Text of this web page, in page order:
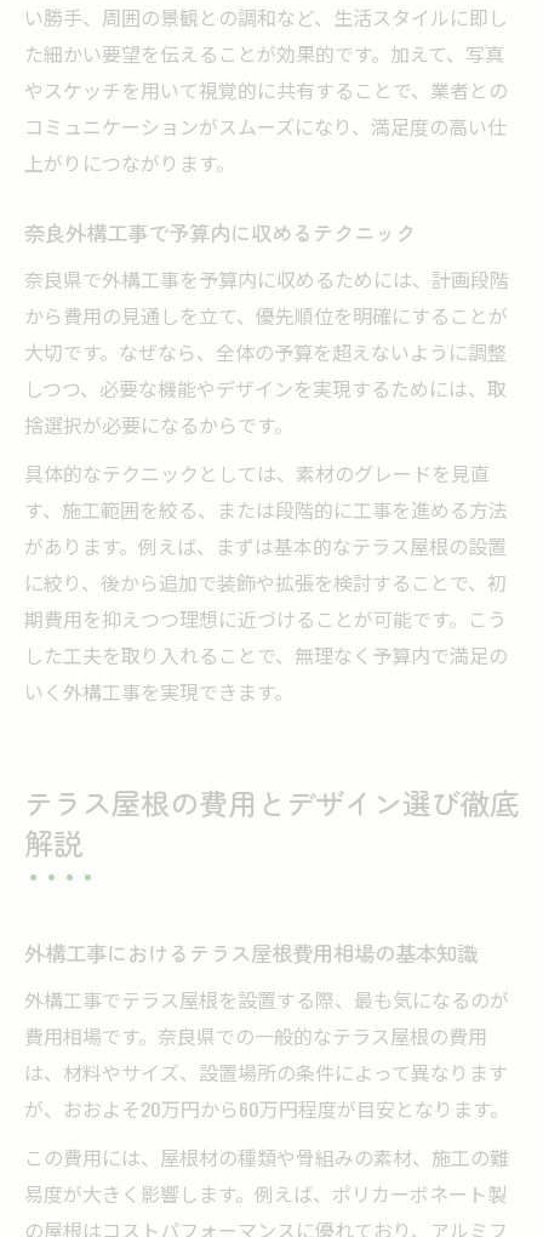
い勝手、周囲の景観との調和など、生活スタイルに即し
た細かい要望を伝えることが効果的です。加えて、写真
やスケッチを用いて視覚的に共有することで、業者との
コミュニケーションがスムーズになり、満足度の高い仕
上がりにつながります。
奈良外構工事で予算内に収めるテクニック
奈良県で外構工事を予算内に収めるためには、計画段階
から費用の見通しを立て、優先順位を明確にすることが
大切です。なぜなら、全体の予算を超えないように調整
しつつ、必要な機能やデザインを実現するためには、取
捨選択が必要になるからです。
具体的なテクニックとしては、素材のグレードを見直
す、施工範囲を絞る、または段階的に工事を進める方法
があります。例えば、まずは基本的なテラス屋根の設置
に絞り、後から追加で装飾や拡張を検討することで、初
期費用を抑えつつ理想に近づけることが可能です。こう
した工夫を取り入れることで、無理なく予算内で満足の
いく外構工事を実現できます。
テラス屋根の費用とデザイン選び徹底
解説
外構工事におけるテラス屋根費用相場の基本知識
外構工事でテラス屋根を設置する際、最も気になるのが
費用相場です。奈良県での一般的なテラス屋根の費用
は、材料やサイズ、設置場所の条件によって異なります
が、おおよそ20万円から60万円程度が目安となります。
この費用には、屋根材の種類や骨組みの素材、施工の難
易度が大きく影響します。例えば、ポリカーボネート製
の屋根はコストパフォーマンスに優れており、アルミフ